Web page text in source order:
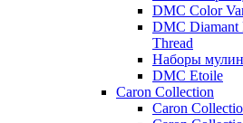
DMC Color
DMC Diamant
Thread
Наборы
DMC Etoile
Caron Collection
Caron